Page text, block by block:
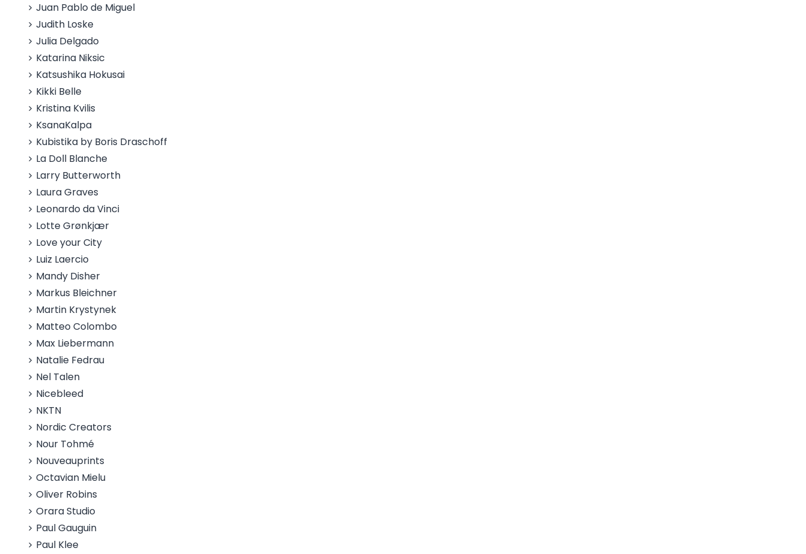
Juan Pablo de Miguel
Judith Loske
Julia Delgado
Katarina Niksic
Katsushika Hokusai
Kikki Belle
Kristina Kvilis
KsanaKalpa
Kubistika by Boris Draschoff
La Doll Blanche
Larry Butterworth
Laura Graves
Leonardo da Vinci
Lotte Grønkjær
Love your City
Luiz Laercio
Mandy Disher
Markus Bleichner
Martin Krystynek
Matteo Colombo
Max Liebermann
Natalie Fedrau
Nel Talen
Nicebleed
NKTN
Nordic Creators
Nour Tohmé
Nouveauprints
Octavian Mielu
Oliver Robins
Orara Studio
Paul Gauguin
Paul Klee